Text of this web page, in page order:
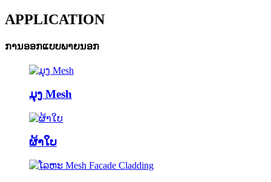
APPLICATION
ການອອກແບບພາຍນອກ
ມຸງ Mesh
ຜ້າໃບ